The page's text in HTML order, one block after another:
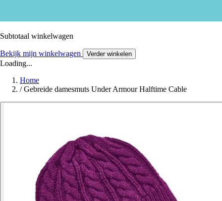
Subtotaal winkelwagen
Bekijk mijn winkelwagen Verder winkelen
Loading...
Home
/ Gebreide damesmuts Under Armour Halftime Cable